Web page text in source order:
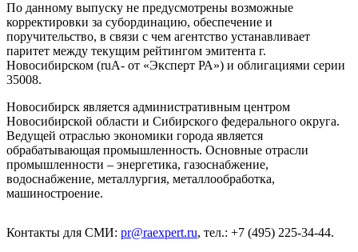
По данному выпуску не предусмотрены возможные
корректировки за субординацию, обеспечение и
поручительство, в связи с чем агентство устанавливает
паритет между текущим рейтингом эмитента г.
Новосибирском (ruА- от «Эксперт РА») и облигациями серии
35008.
Новосибирск является административным центром
Новосибирской области и Сибирского федерального округа.
Ведущей отраслью экономики города является
обрабатывающая промышленность. Основные отрасли
промышленности – энергетика, газоснабжение,
водоснабжение, металлургия, металлообработка,
машиностроение.
Контакты для СМИ: pr@raexpert.ru, тел.: +7 (495) 225-34-44.